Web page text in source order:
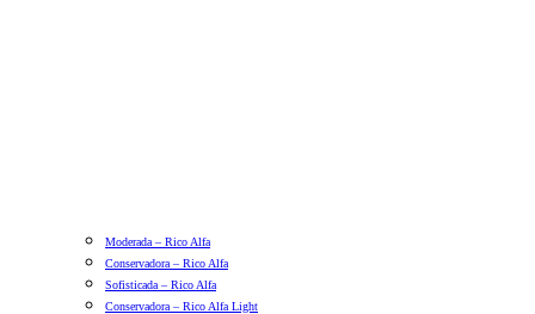
Moderada – Rico Alfa
Conservadora – Rico Alfa
Sofisticada – Rico Alfa
Conservadora – Rico Alfa Light